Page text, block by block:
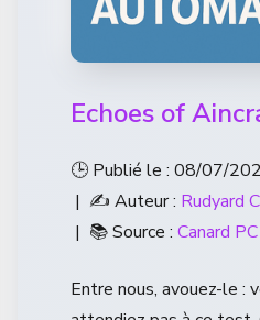
Echoes of
🕒 Publié le : 08/07/
| ✍️ Auteur : Rudyard
| 📚 Source : Canard PC
Entre nous, avouez-le :